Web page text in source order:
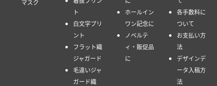
マスク
ト
白文字プリ
ント
フラット織
ジャガード
毛違いジャ
ガード織
ホールイン
ワン記念に
ノベルテ
ィ・販促品
に
各手数料に
ついて
お支払い方
法
デザインデ
ータ入稿方
法